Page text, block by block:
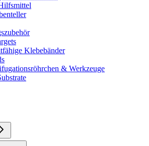
Klebebänder
& Werkzeuge